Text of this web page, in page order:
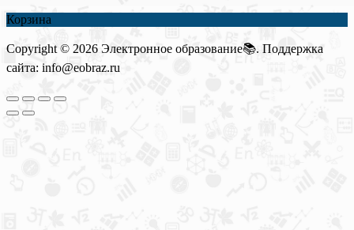
Корзина
Copyright © 2026 Электронное образование📚. Поддержка
сайта: info@eobraz.ru